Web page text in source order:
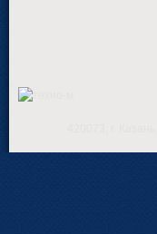
420073, г.